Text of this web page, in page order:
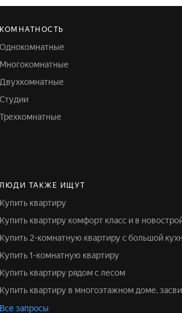
КОМНАТНОСТЬ
Однокомнатные
Многокомнатные
Двухкомнатные
Студии
Трехкомнатные
ЛЮДИ ТАКЖЕ ИЩУТ
Купить квартиру
Купить квартиру комфорт класс и в
Купить 2-комнатную квартиру с большой
Купить 1-комнатную квартиру
Купить квартиру рядом с лесом
Купить квартиру в многоэтажном доме,
Все запросы